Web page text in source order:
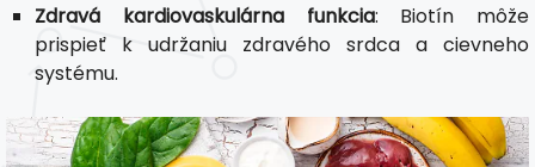
Zdravá kardiovaskulárna funkcia: Biotín môže
prispieť k udržaniu zdravého srdca a cievneho
systému.